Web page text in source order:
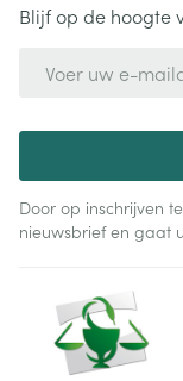
Blijf op de hoogte
Door op inschrijven
nieuwsbrief en gaat